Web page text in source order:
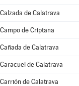
Calzada de Calatrava
Campo de Criptana
Cañada de Calatrava
Caracuel de Calatrava
Carrión de Calatrava